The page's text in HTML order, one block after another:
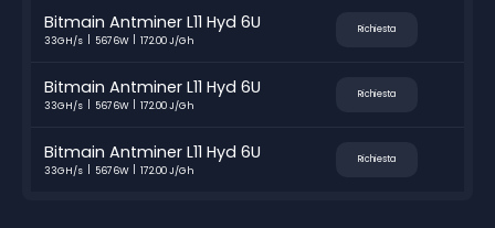
Bitmain Antminer L11 Hyd 6U
33GH/s 5676W 172.00 J/Gh
Richiesta
Bitmain Antminer L11 Hyd 6U
33GH/s 5676W 172.00 J/Gh
Richiesta
Bitmain Antminer L11 Hyd 6U
33GH/s 5676W 172.00 J/Gh
Richiesta